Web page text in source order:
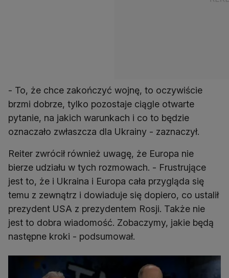
- To, że chce zakończyć wojnę, to oczywiście
brzmi dobrze, tylko pozostaje ciągle otwarte
pytanie, na jakich warunkach i co to będzie
oznaczało zwłaszcza dla Ukrainy - zaznaczył.
Reiter zwrócił również uwagę, że Europa nie
bierze udziału w tych rozmowach. - Frustrujące
jest to, że i Ukraina i Europa cała przygląda się
temu z zewnątrz i dowiaduje się dopiero, co ustalił
prezydent USA z prezydentem Rosji. Także nie
jest to dobra wiadomość. Zobaczymy, jakie będą
następne kroki - podsumował.